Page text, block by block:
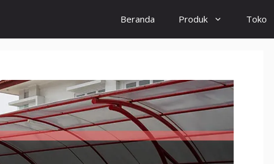
Beranda Produk Toko